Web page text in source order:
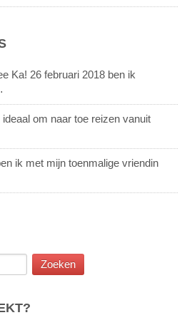
Ka! 26 februari 2018 ben ik
om naar toe reizen vanuit
ik met mijn toenmalige vriendin